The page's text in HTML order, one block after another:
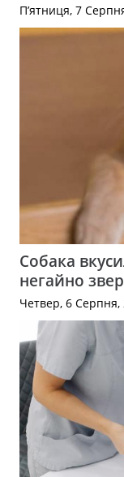
П’ятниця, 7
Собака
негайно
Четвер, 6 Серпня,